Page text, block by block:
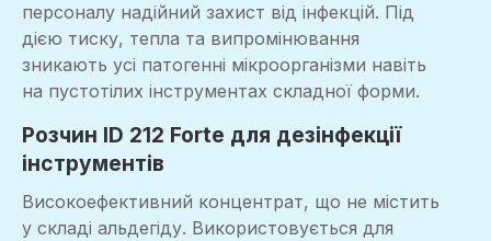
персоналу надійний захист від інфекцій. Під
дією тиску, тепла та випромінювання
зникають усі патогенні мікроорганізми навіть
на пустотілих інструментах складної форми.
Розчин ID 212 Forte для дезінфекції
інструментів
Високоефективний концентрат, що не містить
у складі альдегіду. Використовується для